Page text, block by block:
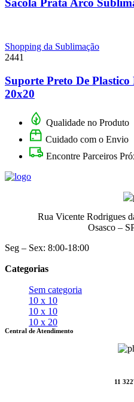
Sacola Prata Arco
Shopping da Sublimação
2441
Suporte Preto De
20x20
Qualidade no Produto
Cuidado com o Envio
Encontre Parceiros
Rua Vicente Rodrigues
Osasco –
Seg – Sex: 8:00-18:00
Categorias
Sem categoria
10 x 10
10 x 10
10 x 20
Central de Atendimento
11